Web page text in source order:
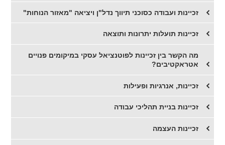
זכיינות ועבודה כסוכני תיווך נדל"ן ויציאה "מאזור הנוחות"
זכיינות תועלות יתרונות ותוצאה
מה הקשר בין זכיינות לפוטנציאל עסקי במיקומים פנויים
אטראקטיבים?
זכיינות, אנרגיות ופעילות
זכיינות בניית תהליכי עבודה
זכיינות העצמה